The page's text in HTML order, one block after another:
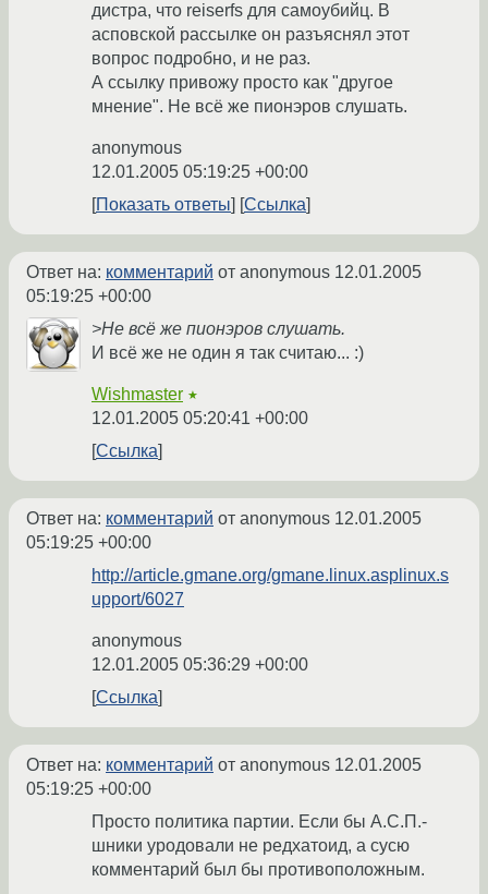
дистра, что reiserfs для самоубийц. В
асповской рассылке он разъяснял этот
вопрос подробно, и не раз.
А ссылку привожу просто как "другое
мнение". Не всё же пионэров слушать.
anonymous
12.01.2005 05:19:25 +00:00
Показать ответы
Ссылка
Ответ на: комментарий от anonymous 12.01.2005
05:19:25 +00:00
>Не всё же пионэров слушать.
И всё же не один я так считаю... :)
Wishmaster ★
12.01.2005 05:20:41 +00:00
Ссылка
Ответ на: комментарий от anonymous 12.01.2005
05:19:25 +00:00
http://article.gmane.org/gmane.linux.asplinux.s
upport/6027
anonymous
12.01.2005 05:36:29 +00:00
Ссылка
Ответ на: комментарий от anonymous 12.01.2005
05:19:25 +00:00
Просто политика партии. Если бы А.С.П.-
шники уродовали не редхатоид, а сусю
комментарий был бы противоположным.